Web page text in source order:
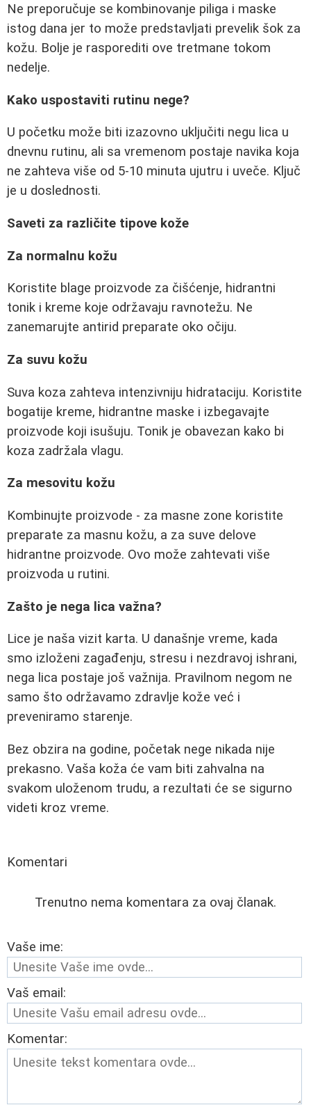
Ne preporučuje se kombinovanje piliga i maske
istog dana jer to može predstavljati prevelik šok za
kožu. Bolje je rasporediti ove tretmane tokom
nedelje.
Kako uspostaviti rutinu nege?
U početku može biti izazovno uključiti negu lica u
dnevnu rutinu, ali sa vremenom postaje navika koja
ne zahteva više od 5-10 minuta ujutru i uveče. Ključ
je u doslednosti.
Saveti za različite tipove kože
Za normalnu kožu
Koristite blage proizvode za čišćenje, hidrantni
tonik i kreme koje održavaju ravnotežu. Ne
zanemarujte antirid preparate oko očiju.
Za suvu kožu
Suva koza zahteva intenzivniju hidrataciju. Koristite
bogatije kreme, hidrantne maske i izbegavajte
proizvode koji isušuju. Tonik je obavezan kako bi
koza zadržala vlagu.
Za mesovitu kožu
Kombinujte proizvode - za masne zone koristite
preparate za masnu kožu, a za suve delove
hidrantne proizvode. Ovo može zahtevati više
proizvoda u rutini.
Zašto je nega lica važna?
Lice je naša vizit karta. U današnje vreme, kada
smo izloženi zagađenju, stresu i nezdravoj ishrani,
nega lica postaje još važnija. Pravilnom negom ne
samo što održavamo zdravlje kože već i
preveniramo starenje.
Bez obzira na godine, početak nege nikada nije
prekasno. Vaša koža će vam biti zahvalna na
svakom uloženom trudu, a rezultati će se sigurno
videti kroz vreme.
Komentari
Trenutno nema komentara za ovaj članak.
Vaše ime:
Vaš email:
Komentar: